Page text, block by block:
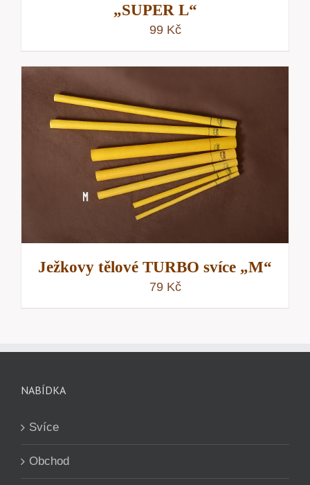
„SUPER L“
99 Kč
Ježkovy tělové TURBO svíce „M“
79 Kč
NABÍDKA
Svíce
Obchod